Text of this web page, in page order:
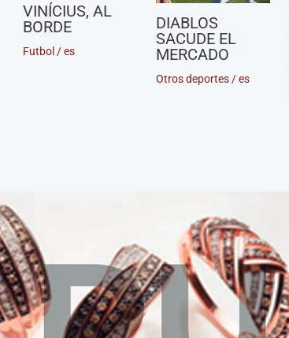
VINÍCIUS, AL
BORDE
Futbol /es
DIABLOS
SACUDE EL
MERCADO
Otros deportes /es